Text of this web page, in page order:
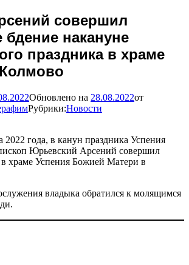
совершил
накануне
праздника в храме
Обновлено на 28.08.2022от
Рубрики:Новости
2022 года, в канун праздника Успения
Юрьевский Арсений совершил
храме Успения Божией Матери в
владыка обратился к молящимся